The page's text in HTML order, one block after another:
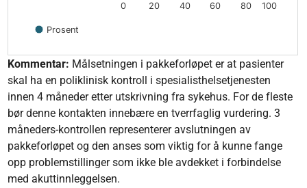
Prosent
0 20 40 60 80 100
End of interactive chart.
Kommentar: Målsetningen i pakkeforløpet er at pasienter
skal ha en poliklinisk kontroll i spesialisthelsetjenesten
innen 4 måneder etter utskrivning fra sykehus. For de fleste
bør denne kontakten innebære en tverrfaglig vurdering. 3
måneders-kontrollen representerer avslutningen av
pakkeforløpet og den anses som viktig for å kunne fange
opp problemstillinger som ikke ble avdekket i forbindelse
med akuttinnleggelsen.